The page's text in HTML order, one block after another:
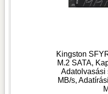
Kingston
M.2 SATA,
Adatolvasási
MB/s,